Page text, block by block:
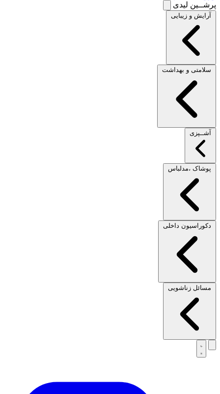
پرشــین لیدی
آرایش و زیبایی
سلامتی و بهداشت
آشــپزی
پوشاک ،مدلباس
دکوراسیون داخلی
مسائل زناشویی